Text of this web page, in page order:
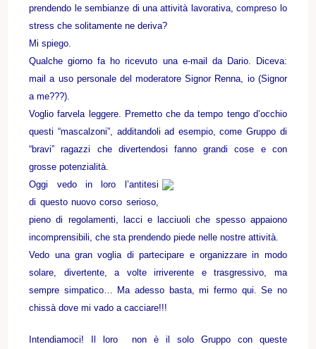
prendendo le sembianze di una attività lavorativa, compreso lo
stress che solitamente ne deriva?
Mi spiego.
Qualche giorno fa ho ricevuto una e-mail da Dario. Diceva:
mail a uso personale del moderatore Signor Renna, io (Signor
a me???).
Voglio farvela leggere. Premetto che da tempo tengo d’occhio
questi “mascalzoni”, additandoli ad esempio, come Gruppo di
“bravi” ragazzi che divertendosi fanno grandi cose e con
grosse potenzialità.
Oggi vedo in loro l’antitesi
di questo nuovo corso serioso,
pieno di regolamenti, lacci e lacciuoli che spesso appaiono
incomprensibili, che sta prendendo piede nelle nostre attività.
Vedo una gran voglia di partecipare e organizzare in modo
solare, divertente, a volte irriverente e trasgressivo, ma
sempre simpatico… Ma adesso basta, mi fermo qui. Se no
chissà dove mi vado a cacciare!!!
Intendiamoci! Il loro non è il solo Gruppo con queste